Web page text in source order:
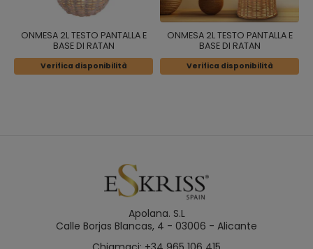
ONMESA 2L TESTO PANTALLA E
BASE DI RATAN
Verifica disponibilità
ONMESA 2L TESTO PANTALLA E
BASE DI RATAN
Verifica disponibilità
Apolana. S.L
Calle Borjas Blancas, 4 - 03006 - Alicante